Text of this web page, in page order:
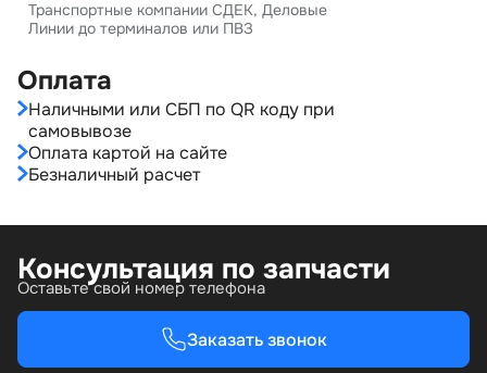
Транспортные компании СДЕК, Деловые
Линии до терминалов или ПВЗ
Оплата
Наличными или СБП по QR коду при
самовывозе
Оплата картой на сайте
Безналичный расчет
Консультация по запчасти
Оставьте свой номер телефона
Заказать звонок